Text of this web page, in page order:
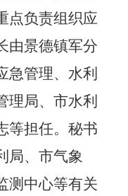
点负责组织应
由景德镇军分
急管理、水利
理局、市水利
等担任。秘书
局、市气象
测中心等有关